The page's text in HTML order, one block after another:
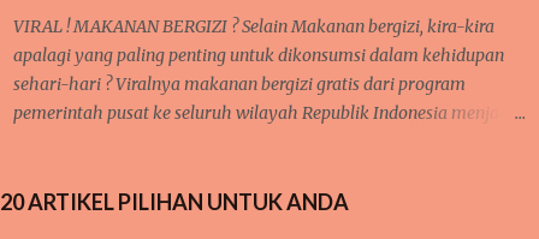
pelajaran matematika, fisika, kimia, serta pelajaran lainnya yang
membutu...
VIRAL ! MAKANAN BERGIZI ? Selain Makanan bergizi, kira-kira
apalagi yang paling penting untuk dikonsumsi dalam kehidupan
sehari-hari ? Viralnya makanan bergizi gratis dari program
pemerintah pusat ke seluruh wilayah Republik Indonesia menjadi
warga. meski hingga saat ini, masih ada beberapa sekolah yang
20 ARTIKEL PILIHAN UNTUK ANDA